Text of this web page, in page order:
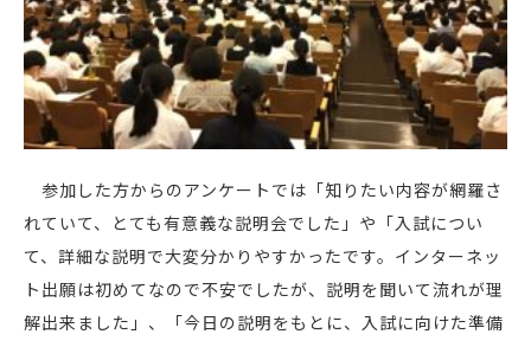
参加した方からのアンケートでは「知りたい内容が網羅さ
れていて、とても有意義な説明会でした」や「入試につい
て、詳細な説明で大変分かりやすかったです。インターネッ
ト出願は初めてなので不安でしたが、説明を聞いて流れが理
解出来ました」、「今日の説明をもとに、入試に向けた準備